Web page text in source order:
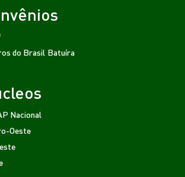
do Brasil Batuíra
Nacional
Oeste